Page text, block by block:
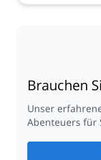
Brauchen
Unser
Abenteuers für